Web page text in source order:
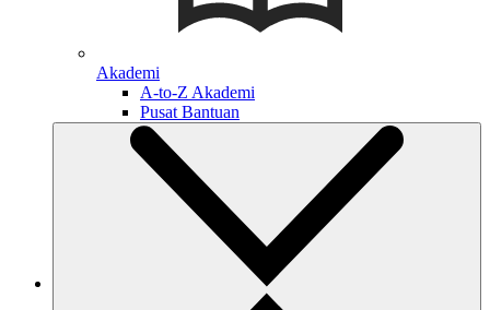
Akademi
A-to-Z Akademi
Pusat Bantuan